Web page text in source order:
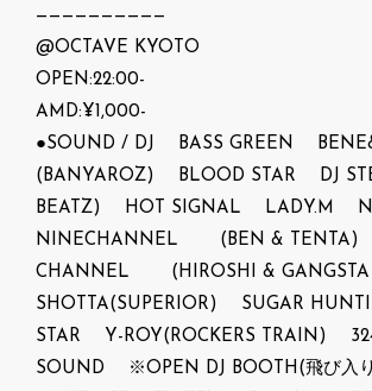
——————————
@OCTAVE KYOTO
OPEN:22:00-
AMD:¥1,000-
●SOUND / DJ BASS GREEN
(BANYAROZ) BLOOD STAR DJ
BEATZ) HOT SIGNAL LADY.M
NINECHANNEL (BEN &
CHANNEL (HIROSHI &
SHOTTA(SUPERIOR) SUGAR
STAR Y-ROY(ROCKERS TRAIN)
SOUND ※OPEN DJ BOOTH(飛び入